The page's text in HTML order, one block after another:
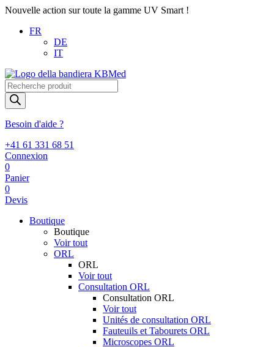
Nouvelle action sur toute la gamme UV Smart !
FR
DE
IT
Recherche
de
produits
Besoin d'aide ?
+41 61 331 68 51
Connexion
0
Panier
0
Devis
Boutique
Boutique
Voir tout
ORL
ORL
Voir tout
Consultation ORL
Consultation ORL
Voir tout
Unités de consultation ORL
Fauteuils et Tabourets ORL
Microscopes ORL